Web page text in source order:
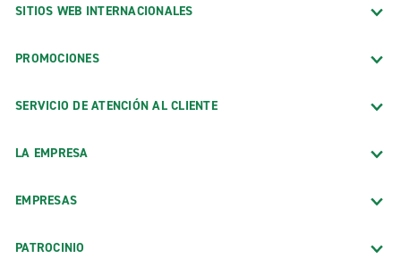
SITIOS WEB INTERNACIONALES
PROMOCIONES
SERVICIO DE ATENCIÓN AL CLIENTE
LA EMPRESA
EMPRESAS
PATROCINIO